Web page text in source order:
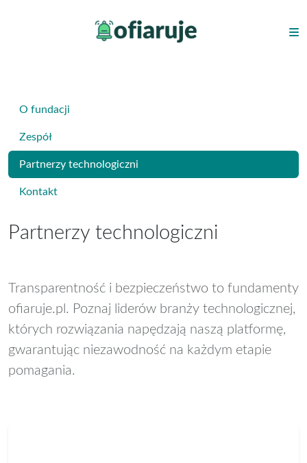
O fundacji
Zespół
Partnerzy technologiczni
Kontakt
Partnerzy technologiczni
Transparentność i bezpieczeństwo to fundamenty
ofiaruje.pl. Poznaj liderów branży technologicznej,
których rozwiązania napędzają naszą platformę,
gwarantując niezawodność na każdym etapie
pomagania.